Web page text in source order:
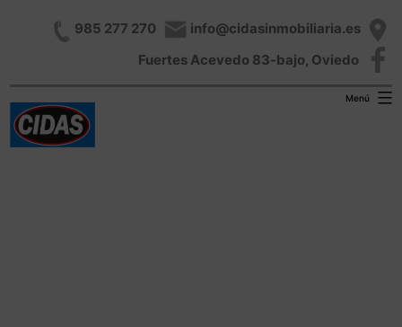
985 277 270
info@cidasinmobiliaria.es
Fuertes Acevedo 83-bajo, Oviedo
Menú